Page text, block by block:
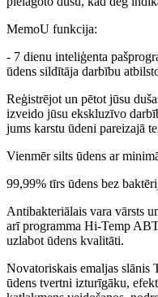
MemoU funkcija:
- 7 dienu inteliģenta
ūdens sildītāja darbību
Reģistrējot un pētot jūsu
izveido jūsu ekskluzīvo
jums karstu ūdeni pareizajā
Vienmēr silts ūdens ar
99,99% tīrs ūdens bez
Antibakteriālais vara vārsts
arī programma Hi-Temp
uzlabot ūdens kvalitāti.
Novatoriskais emaljas slānis
ūdens tvertni izturīgāku,